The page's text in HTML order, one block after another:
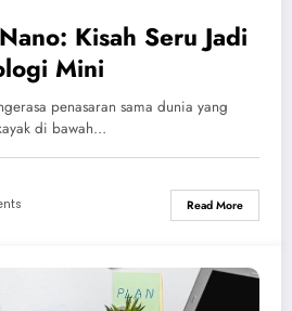
Kisah Seru Jadi
Mini
penasaran sama dunia yang
di bawah…
Read More